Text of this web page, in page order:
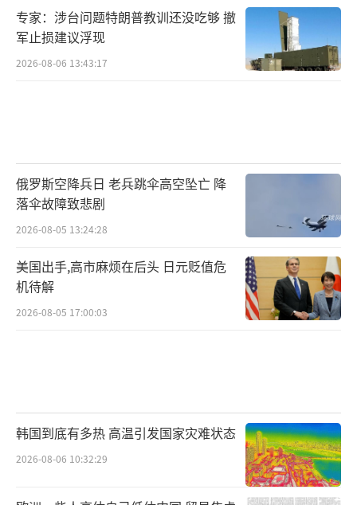
专家：涉台问题特朗普教训还没吃够 撤
军止损建议浮现
2026-08-06 13:43:17
俄罗斯空降兵日 老兵跳伞高空坠亡 降
落伞故障致悲剧
2026-08-05 13:24:28
美国出手,高市麻烦在后头 日元贬值危
机待解
2026-08-05 17:00:03
韩国到底有多热 高温引发国家灾难状态
2026-08-06 10:32:29